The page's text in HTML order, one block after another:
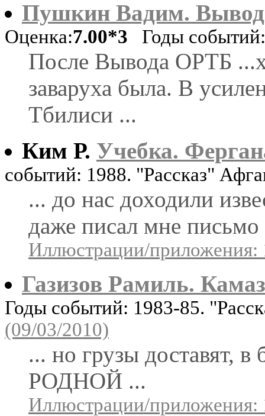
Пушкин Вадим. Вывод
Оценка:7.00*3 Годы
После Вывода ОРТБ
заваруха была. В
Тбилиси ...
Ким Р. Учебка.
событий: 1988. "Рассказ"
... до нас доходили
даже писал мне письмо
Иллюстрации/приложения:
Газизов Рамиль.
Годы событий: 1983-85.
(09/03/2010)
... но грузы доставят, в
РОДНОЙ ...
Иллюстрации/приложения: